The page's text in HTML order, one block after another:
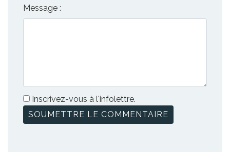
Message :
Inscrivez-vous à l'infolettre.